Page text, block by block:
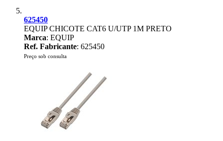
625450
EQUIP CHICOTE CAT6 U/UTP 1M PRETO
Marca: EQUIP
Ref. Fabricante: 625450
Preço sob consulta